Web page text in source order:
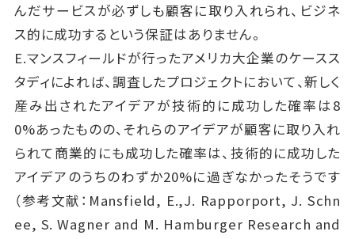
んだサービスが必ずしも顧客に取り入れられ、ビジネ
ス的に成功するという保証はありません。
E.マンスフィールドが行ったアメリカ大企業のケースス
タディによれば、調査したプロジェクトにおいて、新しく
産み出されたアイデアが技術的に成功した確率は8
0%あったものの、それらのアイデアが顧客に取り入れ
られて商業的にも成功した確率は、技術的に成功した
アイデアのうちのわずか20%に過ぎなかったそうです
（参考文献：Mansfield, E.,J. Rapporport, J. Schn
ee, S. Wagner and M. Hamburger Research and